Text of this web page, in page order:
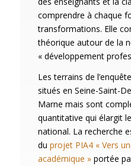
comprendre à chaque
transformations. Elle
théorique autour de la
« développement
Les terrains de
situés en Seine-Saint-
Marne mais sont
quantitative qui élargit
national. La recherche
du projet PIA4 « Vers
académique »portée